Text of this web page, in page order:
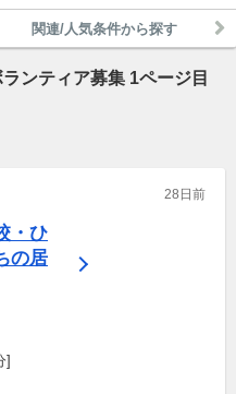
関連/人気条件から探す
ンティア募集 1ページ目
28日前
・ひ
の居
]